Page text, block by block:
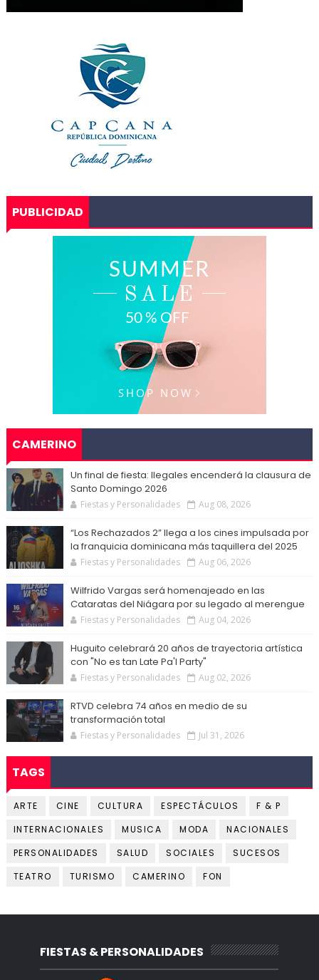
PUBLICIDAD
CAMERINO
Un final de fiesta: Ilegales encenderá la clausura de
Santo Domingo 2026
Fiestas y Personalidades Aug 08, 2026
“Los Rechazados 2” llega a los cines impulsada por
la franquicia dominicana más taquillera del 2025
Fiestas y Personalidades Aug 06, 2026
Wilfrido Vargas será homenajeado en las
Cataratas del Niágara por su legado al merengue
Fiestas y Personalidades Aug 04, 2026
Huguito celebrará 20 años de trayectoria artística
con "No es tan Late Pa'l Party"
Fiestas y Personalidades Aug 02, 2026
RTVD celebra 74 años en medio de su
transformación total
Fiestas y Personalidades Jul 31, 2026
TAGS
ARTE CINE CULTURA ESPECTÁCULOS
F & P
INTERNACIONALES
MUSICA MODA
NACIONALES
PERSONALIDADES
SALUD SOCIALES
SUCESOS
TEATRO
TURISMO CAMERINO FON
FIESTAS & PERSONALIDADES